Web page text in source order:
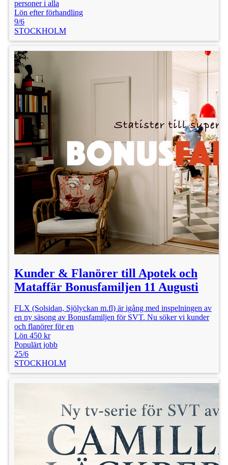
personer i alla
Lön efter förhandling
9/6
STOCKHOLM
Kunder & Flanörer till Apotek och
Mataffär Bonusfamiljen 11 Augusti
FLX (Solsidan, Sjölyckan m.fl) är igång med inspelningen av
en ny säsong av Bonusfamiljen för SVT. Nu söker vi kunder
och flanörer för en
Lön 450 kr
Populärt jobb
25/6
STOCKHOLM